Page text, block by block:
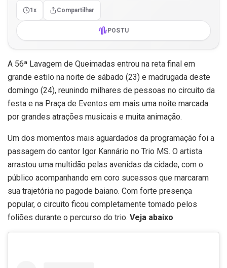
1x Compartilhar
POSTU
A 56ª Lavagem de Queimadas entrou na reta final em
grande estilo na noite de sábado (23) e madrugada deste
domingo (24), reunindo milhares de pessoas no circuito da
festa e na Praça de Eventos em mais uma noite marcada
por grandes atrações musicais e muita animação.
Um dos momentos mais aguardados da programação foi a
passagem do cantor Igor Kannário no Trio MS. O artista
arrastou uma multidão pelas avenidas da cidade, com o
público acompanhando em coro sucessos que marcaram
sua trajetória no pagode baiano. Com forte presença
popular, o circuito ficou completamente tomado pelos
foliões durante o percurso do trio. Veja abaixo